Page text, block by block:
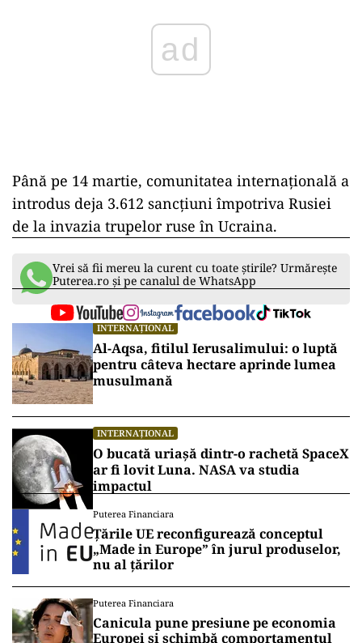
Până pe 14 martie, comunitatea internațională a
introdus deja 3.612 sancțiuni împotriva Rusiei
de la invazia trupelor ruse în Ucraina.
Vrei să fii mereu la curent cu toate știrile? Urmărește
Puterea.ro și pe canalul de WhatsApp
INTERNAȚIONAL
Al-Aqsa, fitilul Ierusalimului: o luptă
pentru câteva hectare aprinde lumea
musulmană
INTERNAȚIONAL
O bucată uriașă dintr-o rachetă SpaceX
ar fi lovit Luna. NASA va studia
impactul
Puterea Financiara
Țările UE reconfigurează conceptul
„Made in Europe” în jurul produselor,
nu al țărilor
Puterea Financiara
Canicula pune presiune pe economia
Europei și schimbă comportamentul